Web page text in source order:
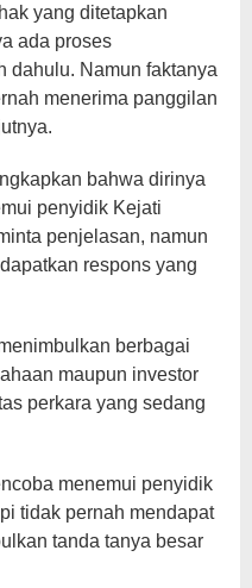
yang ditetapkan
ada proses
dahulu. Namun faktanya
menerima panggilan
bahwa dirinya
penyidik Kejati
penjelasan, namun
respons yang
berbagai
maupun investor
perkara yang sedang
menemui penyidik
tidak pernah mendapat
tanda tanya besar